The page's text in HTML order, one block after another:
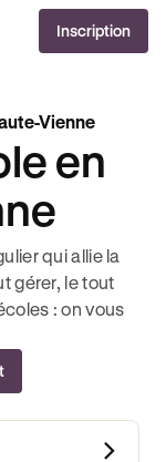
Inscription
Vienne
en
qui allie la
gérer, le tout
: on vous